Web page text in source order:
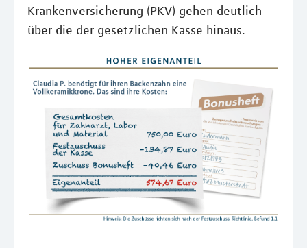
Krankenversicherung (PKV) gehen deutlich
über die der gesetzlichen Kasse hinaus.